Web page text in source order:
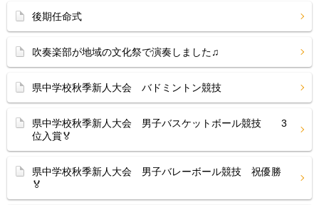
後期任命式
吹奏楽部が地域の文化祭で演奏しました♫
県中学校秋季新人大会 バドミントン競技
県中学校秋季新人大会 男子バスケットボール競技 3
位入賞🏅
県中学校秋季新人大会 男子バレーボール競技 祝優勝
🏅